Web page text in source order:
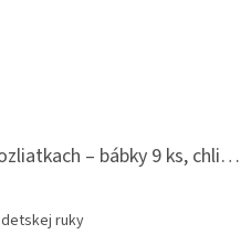
O neposlušných kozliatkach – bábky 9 ks, chlievik
5 z 5 hviezdičiek.
ruky